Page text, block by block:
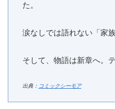
た。
涙なしでは語れない「家
そして、物語は新章へ。
出典： コミックシーモア